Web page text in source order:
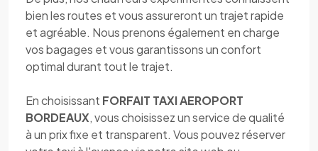
bien les routes et vous assureront un trajet rapide
et agréable. Nous prenons également en charge
vos bagages et vous garantissons un confort
optimal durant tout le trajet.
En choisissant FORFAIT TAXI AEROPORT
BORDEAUX, vous choisissez un service de qualité
à un prix fixe et transparent. Vous pouvez réserver